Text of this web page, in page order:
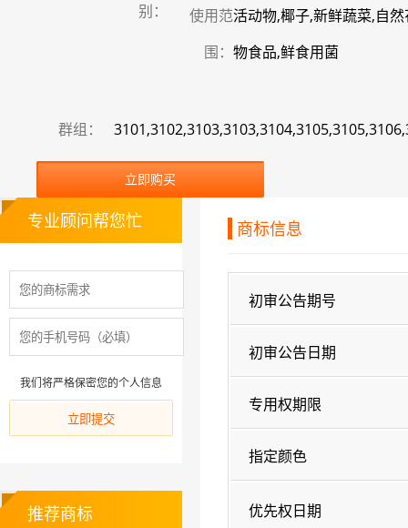
别：
使用范
围：
活动物,椰子,新鲜蔬菜,自
物食品,鲜食用菌
群组：
立即购买
商标信息
初审公告期号
初审公告日期
专用权期限
指定颜色
优先权日期
专业顾问帮您忙
我们将严格保密您的个人信息
推荐商标